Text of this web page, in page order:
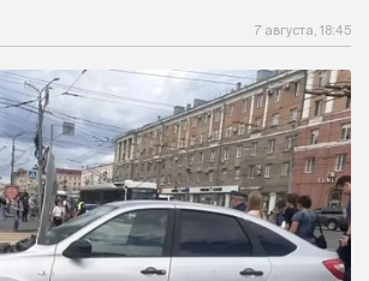
7 августа, 18:45